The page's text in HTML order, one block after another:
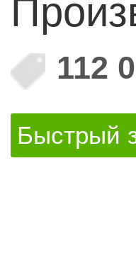
112
Быстрый